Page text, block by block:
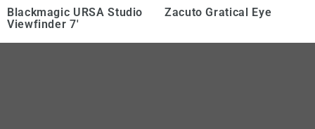
Blackmagic URSA Studio
Viewfinder 7′
Zacuto Gratical Eye